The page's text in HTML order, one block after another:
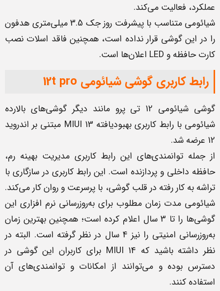
عملکرد، فعالیت می‌کند.
شیائومی متناسب با پیشرفت روز جک 3.5 میلی‌متری هدفون
را در این گوشی قرار نداده است، همچنین فاقد اسلات نصب
کارت حافظه و LED اعلان‌ها است.
رابط کاربری گوشی شیائومی 12t pro
گوشی شیائومی 12 تی پرو مانند دیگر گوشی‌های بالارده
شیائومی با رابط کاربری بهبودیافته MIUI 13 مبتنی بر اندروید
12 عرضه شد.
از جمله توانمندی‌های این رابط کاربری مدیریت بهینه رم،
حافظه داخلی و پردازنده است. این رابط کاربری در سازگاری با
تراشه به کار رفته در قلب گوشی، با پرسرعت و روان کار می‌کند.
شیائومی مدت زمان مطلوب برای به‌‌روزرسانی نرم افزاری این
گوشی‌ها را تا 3 سال اعلام کرده است؛ همچنین بهترین زمان
به‌روزرسانی امنیتی را نیز 4 سال در نظر گرفته است. البته در
نظر داشته باشید که MIUI 14 برای کاربران این گوشی در
دسترس بوده و می‌توانند از امکانات و توانمندی‌های آن
استفاده کنند.